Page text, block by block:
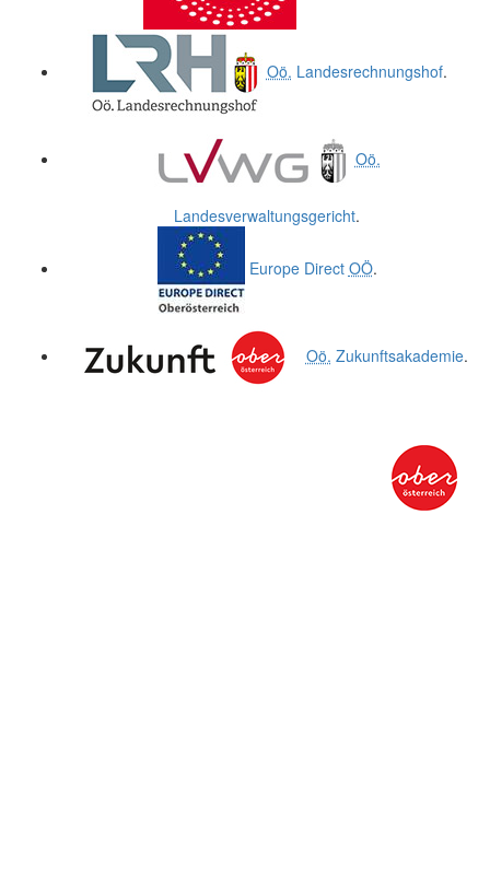
Oö. Landesrechnungshof.
Oö.
Landesverwaltungsgericht.
Europe Direct OÖ.
Oö. Zukunftsakademie.